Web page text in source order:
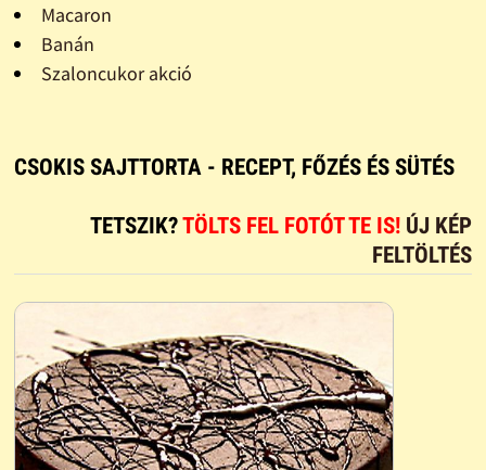
Macaron
Banán
Szaloncukor akció
CSOKIS SAJTTORTA - RECEPT, FŐZÉS ÉS SÜTÉS
TETSZIK?TÖLTS FEL FOTÓT TE IS! ÚJ KÉP
FELTÖLTÉS